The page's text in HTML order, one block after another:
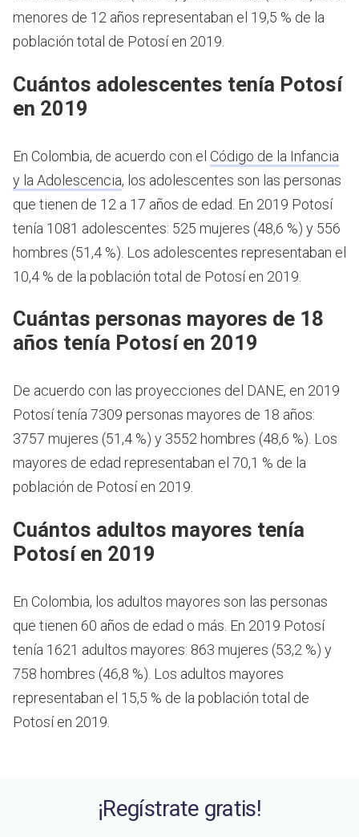
menores de 12 años representaban el 19,5 % de la
población total de Potosí en 2019.
Cuántos adolescentes tenía Potosí
en 2019
En Colombia, de acuerdo con el Código de la Infancia
y la Adolescencia, los adolescentes son las personas
que tienen de 12 a 17 años de edad. En 2019 Potosí
tenía 1081 adolescentes: 525 mujeres (48,6 %) y 556
hombres (51,4 %). Los adolescentes representaban el
10,4 % de la población total de Potosí en 2019.
Cuántas personas mayores de 18
años tenía Potosí en 2019
De acuerdo con las proyecciones del DANE, en 2019
Potosí tenía 7309 personas mayores de 18 años:
3757 mujeres (51,4 %) y 3552 hombres (48,6 %). Los
mayores de edad representaban el 70,1 % de la
población de Potosí en 2019.
Cuántos adultos mayores tenía
Potosí en 2019
En Colombia, los adultos mayores son las personas
que tienen 60 años de edad o más. En 2019 Potosí
tenía 1621 adultos mayores: 863 mujeres (53,2 %) y
758 hombres (46,8 %). Los adultos mayores
representaban el 15,5 % de la población total de
Potosí en 2019.
¡Regístrate gratis!